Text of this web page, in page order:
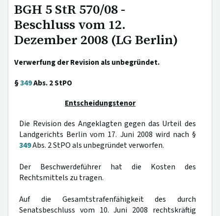
BGH 5 StR 570/08 -
Beschluss vom 12.
Dezember 2008 (LG Berlin)
Verwerfung der Revision als unbegründet.
§349Abs. 2 StPO
Entscheidungstenor
Die Revision des Angeklagten gegen das Urteil des
Landgerichts Berlin vom 17. Juni 2008 wird nach §
349Abs. 2 StPO als unbegründet verworfen.
Der Beschwerdeführer hat die Kosten des
Rechtsmittels zu tragen.
Auf die Gesamtstrafenfähigkeit des durch
Senatsbeschluss vom 10. Juni 2008 rechtskräftig